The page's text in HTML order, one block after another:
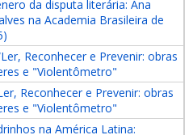
da disputa literária: Ana
na Academia Brasileira de
Reconhecer e Prevenir: obras
e "Violentômetro"
Reconhecer e Prevenir: obras
e "Violentômetro"
na América Latina: